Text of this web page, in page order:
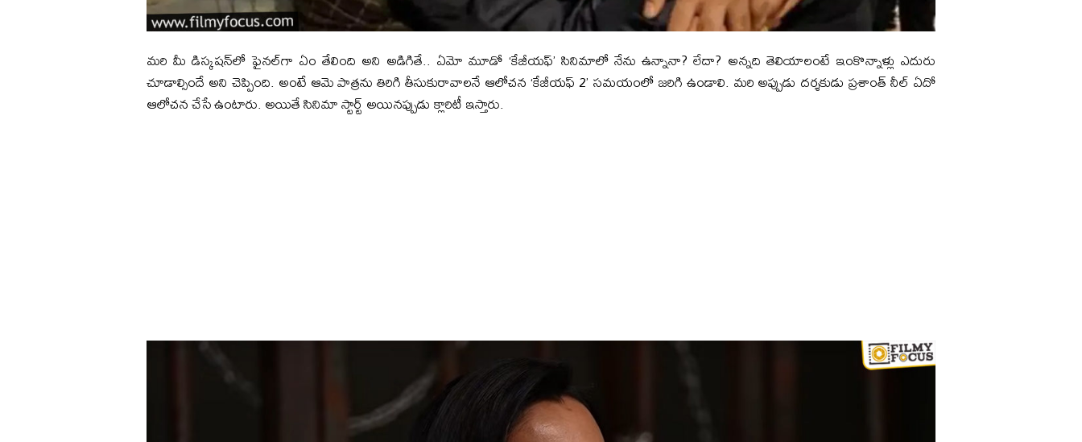
మరి మీ డిస్కషన్‌లో ఫైనల్‌గా ఏం తేలింది అని అడిగితే.. ఏమో మూడో ‘కేజీయఫ్‌’ సినిమాలో నేను ఉన్నానా? లేదా? అన్నది తెలియాలంటే ఇంకొన్నాళ్లు ఎదురు
చూడాల్సిందే అని చెప్పింది. అంటే ఆమె పాత్రను తిరిగి తీసుకురావాలనే ఆలోచన ‘కేజీయఫ్‌ 2’ సమయంలో జరిగి ఉండాలి. మరి అప్పుడు దర్శకుడు ప్రశాంత్‌ నీల్‌ ఏదో
ఆలోచన చేసే ఉంటారు. అయితే సినిమా స్టార్ట్‌ అయినప్పుడు క్లారిటీ ఇస్తారు.